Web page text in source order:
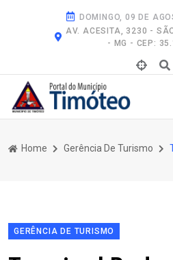
DOMINGO, 09 DE
AV. ACESITA, 3230 -
- MG - CEP:
Home Gerência De Turismo
GERÊNCIA DE TURISMO